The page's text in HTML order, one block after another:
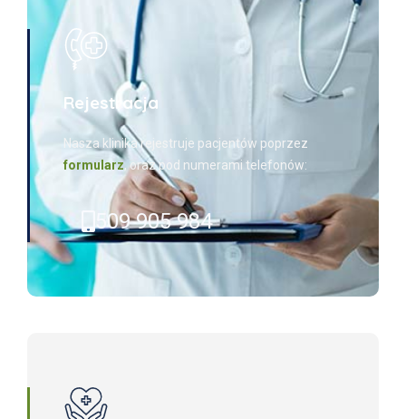
Rejestracja
Nasza klinika rejestruje pacjentów poprzez
formularz, oraz pod numerami telefonów:
509 905 984